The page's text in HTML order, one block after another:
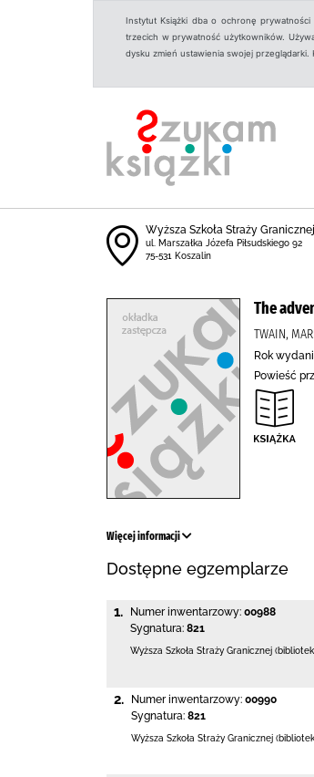
Instytut Książki dba o ochronę
trzecich w prywatność użytkowników.
dysku zmień ustawienia swojej przeglądarki.
Wyższa Szkoła Straży
ul. Marszałka Józefa Piłsudskiego 92
75-531 Koszalin
The
TWAIN,
Rok
Powieść
Więcej informacji
Dostępne egzemplarze
1. Numer inwentarzowy: 00988
Sygnatura: 821
Wyższa Szkoła Straży Granicznej
2. Numer inwentarzowy: 00990
Sygnatura: 821
Wyższa Szkoła Straży Granicznej